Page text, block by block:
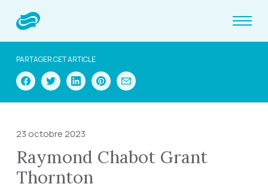
PARTAGER CET ARTICLE
23 octobre 2023
Raymond Chabot Grant
Thornton